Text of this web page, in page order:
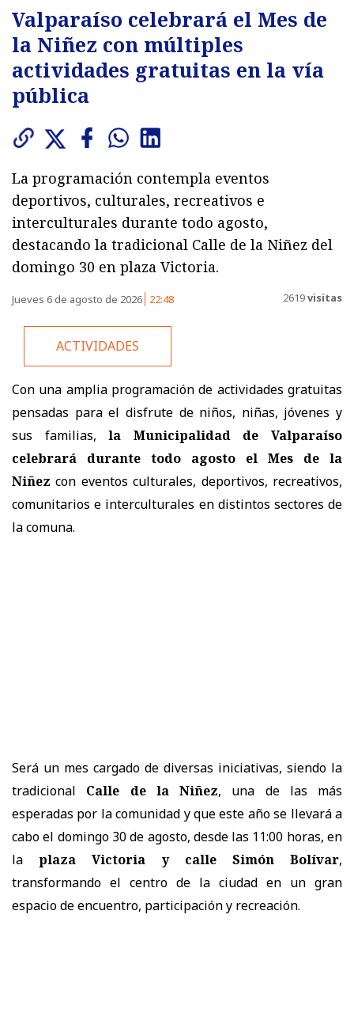
Valparaíso celebrará el Mes de
la Niñez con múltiples
actividades gratuitas en la vía
pública
La programación contempla eventos
deportivos, culturales, recreativos e
interculturales durante todo agosto,
destacando la tradicional Calle de la Niñez del
domingo 30 en plaza Victoria.
Jueves 6 de agosto de 2026 22:48 2619visitas
ACTIVIDADES
Con una amplia programación de actividades gratuitas
pensadas para el disfrute de niños, niñas, jóvenes y
sus familias,la Municipalidad de Valparaíso
celebrará durante todo agosto el Mes de la
Niñez con eventos culturales, deportivos, recreativos,
comunitarios e interculturales en distintos sectores de
la comuna.
Será un mes cargado de diversas iniciativas, siendo la
tradicional
Calle de la Niñez, una de las más
esperadas por la comunidad y que este año se llevará a
cabo el domingo 30 de agosto, desde las 11:00 horas, en
la
plaza Victoria y calle Simón Bolívar,
transformando el centro de la ciudad en un gran
espacio de encuentro, participación y recreación.